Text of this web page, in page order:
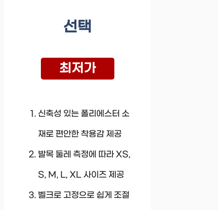
선택
최저가
신축성 있는 폴리에스터 소
재로 편안한 착용감 제공
발목 둘레 측정에 따라 XS,
S, M, L, XL 사이즈 제공
벨크로 고정으로 쉽게 조절